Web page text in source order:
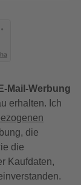
Mail-Werbung
erhalten. Ich
die
die
Kaufdaten,